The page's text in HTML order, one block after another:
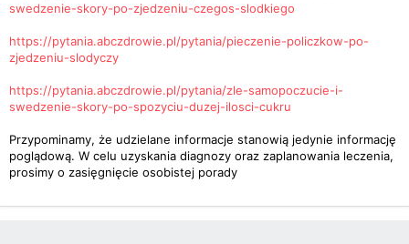
swedzenie-skory-po-zjedzeniu-czegos-slodkiego
https://pytania.abczdrowie.pl/pytania/pieczenie-policzkow-po-
zjedzeniu-slodyczy
https://pytania.abczdrowie.pl/pytania/zle-samopoczucie-i-
swedzenie-skory-po-spozyciu-duzej-ilosci-cukru
Przypominamy, że udzielane informacje stanowią jedynie informację
poglądową. W celu uzyskania diagnozy oraz zaplanowania leczenia,
prosimy o zasięgnięcie osobistej porady